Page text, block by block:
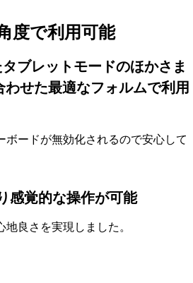
度で利用可能
ブレットモードのほかさま
せた最適なフォルムで利用
ードが無効化されるので安心して
感覚的な操作が可能
良さを実現しました。